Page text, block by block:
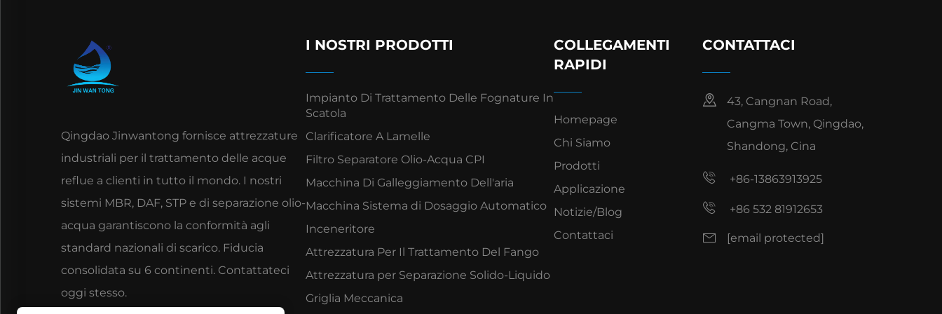
Qingdao Jinwantong fornisce attrezzature
industriali per il trattamento delle acque
reflue a clienti in tutto il mondo. I nostri
sistemi MBR, DAF, STP e di separazione olio-
acqua garantiscono la conformità agli
standard nazionali di scarico. Fiducia
consolidata su 6 continenti. Contattateci
oggi stesso.
I NOSTRI PRODOTTI
Impianto Di Trattamento Delle Fognature In
Scatola
Clarificatore A Lamelle
Filtro Separatore Olio-Acqua CPI
Macchina Di Galleggiamento Dell'aria
Macchina Sistema di Dosaggio Automatico
Inceneritore
Attrezzatura Per Il Trattamento Del Fango
Attrezzatura per Separazione Solido-Liquido
Griglia Meccanica
COLLEGAMENTI
RAPIDI
Homepage
Chi Siamo
Prodotti
Applicazione
Notizie/Blog
Contattaci
CONTATTACI
43, Cangnan Road,
Cangma Town, Qingdao,
Shandong, Cina
+86-13863913925
+86 532 81912653
[email protected]